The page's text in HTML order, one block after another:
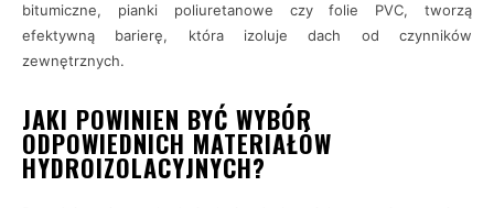
bitumiczne, pianki poliuretanowe czy folie PVC, tworzą
efektywną barierę, która izoluje dach od czynników
zewnętrznych.
JAKI POWINIEN BYĆ WYBÓR
ODPOWIEDNICH MATERIAŁÓW
HYDROIZOLACYJNYCH?